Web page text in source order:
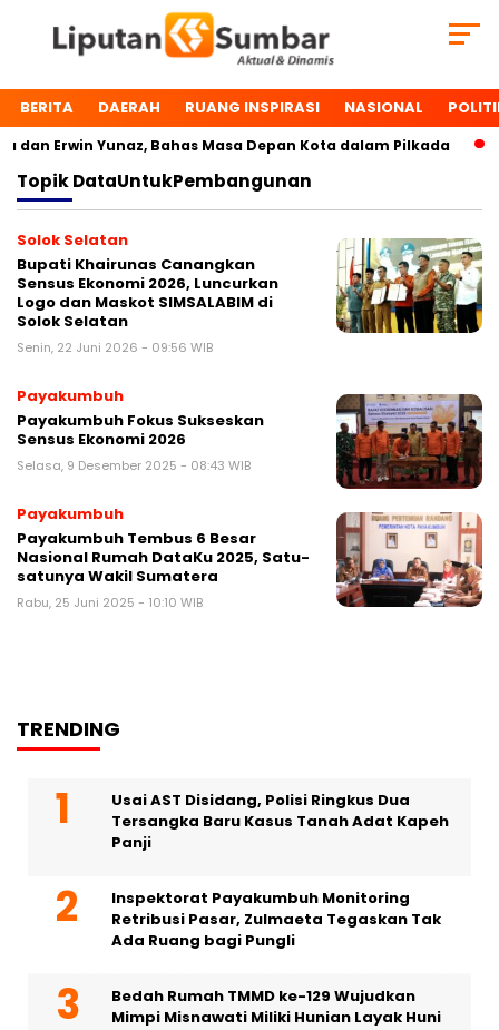
BERITA DAERAH RUANG INSPIRASI NASIONAL
Erwin Yunaz, Bahas Masa Depan Kota dalam Pilkada
TopikDataUntukPembangunan
Solok Selatan
Bupati Khairunas Canangkan
Sensus Ekonomi 2026, Luncurkan
Logo dan Maskot SIMSALABIM di
Solok Selatan
Senin, 22 Juni 2026 - 09:56 WIB
Payakumbuh
Payakumbuh Fokus Sukseskan
Sensus Ekonomi 2026
Selasa, 9 Desember 2025 - 08:43 WIB
Payakumbuh
Payakumbuh Tembus 6 Besar
Nasional Rumah DataKu 2025, Satu-
satunya Wakil Sumatera
Rabu, 25 Juni 2025 - 10:10 WIB
TRENDING
Usai AST Disidang, Polisi Ringkus Dua
Tersangka Baru Kasus Tanah Adat Kapeh
Panji
Inspektorat Payakumbuh Monitoring
Retribusi Pasar, Zulmaeta Tegaskan Tak
Ada Ruang bagi Pungli
Bedah Rumah TMMD ke-129 Wujudkan
Mimpi Misnawati Miliki Hunian Layak Huni